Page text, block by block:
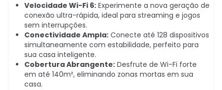
Velocidade Wi-Fi 6: Experimente a nova geração de
conexão ultra-rápida, ideal para streaming e jogos
sem interrupções.
Conectividade Ampla: Conecte até 128 dispositivos
simultaneamente com estabilidade, perfeito para
sua casa inteligente.
Cobertura Abrangente: Desfrute de Wi-Fi forte
em até 140m², eliminando zonas mortas em sua
casa.